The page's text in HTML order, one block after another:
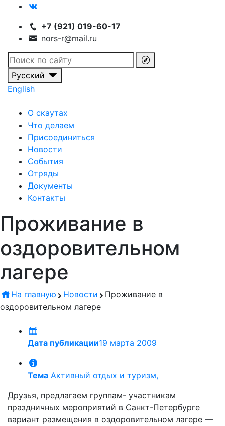
+7 (921) 019-60-17
nors-r@mail.ru
Русский
English
О скаутах
Что делаем
Присоединиться
Новости
События
Отряды
Документы
Контакты
Проживание в
оздоровительном
лагере
На главную Новости
Проживание в
оздоровительном лагере
Дата публикации19 марта 2009
Тема Активный отдых и туризм,
Друзья, предлагаем группам- участникам
праздничных мероприятий в Санкт-Петербурге
вариант размещения в оздоровительном лагере —